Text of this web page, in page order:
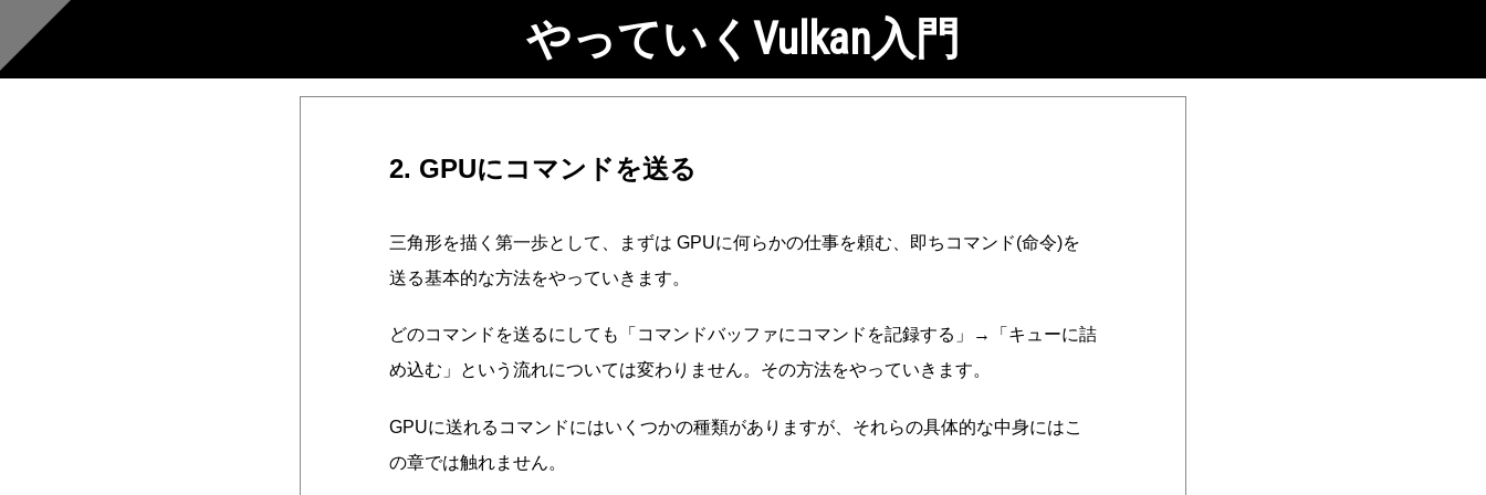
やっていくVulkan入門
2. GPUにコマンドを送る
三角形を描く第一歩として、まずは GPUに何らかの仕事を頼む、即ちコマンド(命令)を
送る基本的な方法をやっていきます。
どのコマンドを送るにしても「コマンドバッファにコマンドを記録する」→「キューに詰
め込む」という流れについては変わりません。その方法をやっていきます。
GPUに送れるコマンドにはいくつかの種類がありますが、それらの具体的な中身にはこ
の章では触れません。